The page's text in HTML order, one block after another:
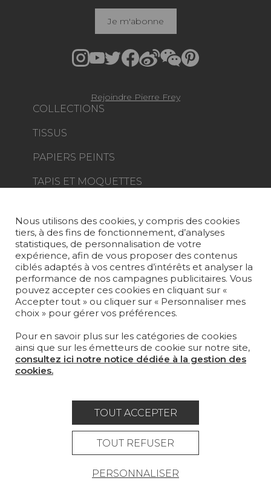
COLLECTIONS
TISSUS
PAPIERS PEINTS
TAPIS ET MOQUETTES
PROJETS
SUR-MESURE
MAGAZINE
LA MAISON
OÙ NOUS TROUVER ?
Je m'abonne
Rejoindre Pierre Frey
Mentions légales
données
Condtions générales de vente
Nous utilisons des cookies, y compris des cookies
tiers, à des fins de fonctionnement, d’analyses
statistiques, de personnalisation de votre
expérience, afin de vous proposer des contenus
ciblés adaptés à vos centres d’intérêts et analyser la
performance de nos campagnes publicitaires. Vous
pouvez accepter ces cookies en cliquant sur «
Accepter tout » ou cliquer sur « Personnaliser mes
choix » pour gérer vos préférences.
Pour en savoir plus sur les catégories de cookies
ainsi que sur les émetteurs de cookie sur notre site,
consultez ici notre notice dédiée à la gestion des
cookies.
TOUT ACCEPTER
TOUT REFUSER
PERSONNALISER